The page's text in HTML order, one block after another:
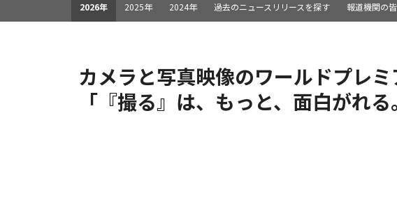
2026年 2025年 2024年 過去のニュースリリースを探す 報道機関の
カメラと写真映像のワールドプレ
「『撮る』は、もっと、面白がれ